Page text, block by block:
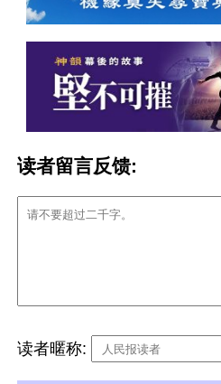
读者留言反馈:
读者暱称: